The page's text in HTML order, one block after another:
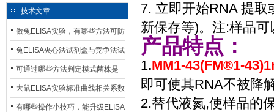
技术文章
做兔ELISA实验，有哪些方法可防
止平台效应发生？
兔ELISA夹心法试剂盒与竞争法试
剂盒，适用检测场景存在哪些差
异？
可通过哪些方法判定模式菌株是
否存在杂菌污染？
大鼠ELISA实验标准曲线相关系数
偏低，可从哪些维度开展问题排
有哪些操作小技巧，能升级ELISA
7. 立即开始RNA 提
新保存等)。注:样品
产品特点：
1.MM1-43(FM®1-
即可使其RNA不被降
2.替代液氮,使样品的